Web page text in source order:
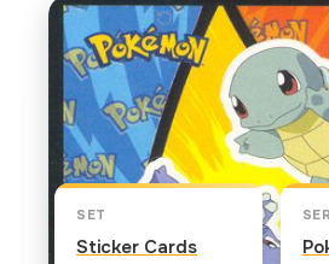
Klik op de kaart om om
Kaart
SET
Sticker Cards